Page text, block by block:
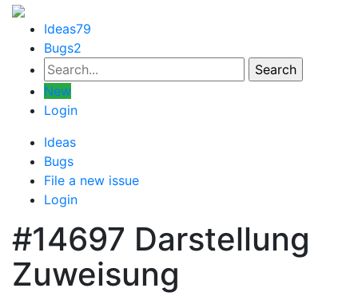
Ideas79
Bugs2
New
Login
Ideas
Bugs
File a new issue
Login
#14697 Darstellung
Zuweisung